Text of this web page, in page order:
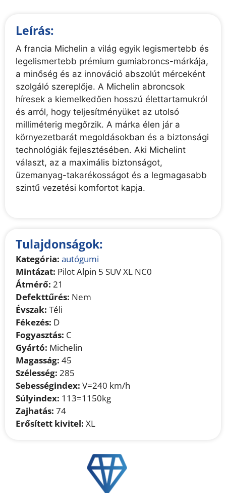
Leírás:
A francia Michelin a világ egyik legismertebb és
legelismertebb prémium gumiabroncs-márkája,
a minőség és az innováció abszolút mérceként
szolgáló szereplője. A Michelin abroncsok
híresek a kiemelkedően hosszú élettartamukról
és arról, hogy teljesítményüket az utolsó
milliméterig megőrzik. A márka élen jár a
környezetbarát megoldásokban és a biztonsági
technológiák fejlesztésében. Aki Michelint
választ, az a maximális biztonságot,
üzemanyag-takarékosságot és a legmagasabb
szintű vezetési komfortot kapja.
Tulajdonságok:
Kategória: autógumi
Mintázat: Pilot Alpin 5 SUV XL NC0
Átmérő: 21
Defekttűrés: Nem
Évszak: Téli
Fékezés: D
Fogyasztás: C
Gyártó: Michelin
Magasság: 45
Szélesség: 285
Sebességindex: V=240 km/h
Súlyindex: 113=1150kg
Zajhatás: 74
Erősített kivitel: XL